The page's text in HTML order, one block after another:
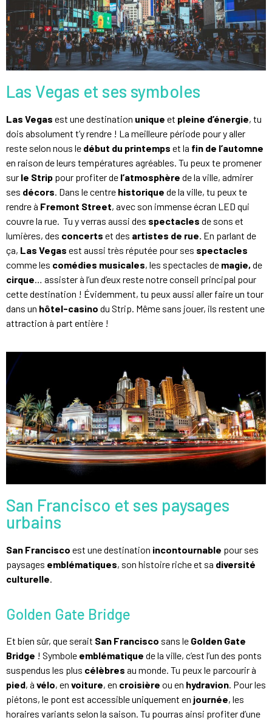
Las Vegas et ses symboles
Las Vegas est une destination unique et pleine d’énergie, tu
dois absolument t’y rendre ! La meilleure période pour y aller
reste selon nous le début du printemps et la fin de l’automne
en raison de leurs températures agréables. Tu peux te promener
sur le Strip pour profiter de l’atmosphère de la ville, admirer
ses décors. Dans le centre historique de la ville, tu peux te
rendre à Fremont Street, avec son immense écran LED qui
couvre la rue. Tu y verras aussi des spectacles de sons et
lumières, des concerts et des artistes de rue. En parlant de
ça, Las Vegas est aussi très réputée pour ses spectacles
comme les comédies musicales, les spectacles de magie, de
cirque… assister à l’un d’eux reste notre conseil principal pour
cette destination ! Évidemment, tu peux aussi aller faire un tour
dans un hôtel-casino du Strip. Même sans jouer, ils restent une
attraction à part entière !
San Francisco et ses paysages
urbains
San Francisco est une destination incontournable pour ses
paysages emblématiques, son histoire riche et sa diversité
culturelle
Golden Gate Bridge
Et bien sûr, que serait San Francisco sans le Golden Gate
Bridge ! Symbole emblématique de la ville, c’est l’un des ponts
suspendus les plus célèbres au monde. Tu peux le parcourir à
pied, à vélo, en voiture, en croisière ou en hydravion. Pour les
piétons, le pont est accessible uniquement en journée, les
horaires variants selon la saison. Tu pourras ainsi profiter d’une